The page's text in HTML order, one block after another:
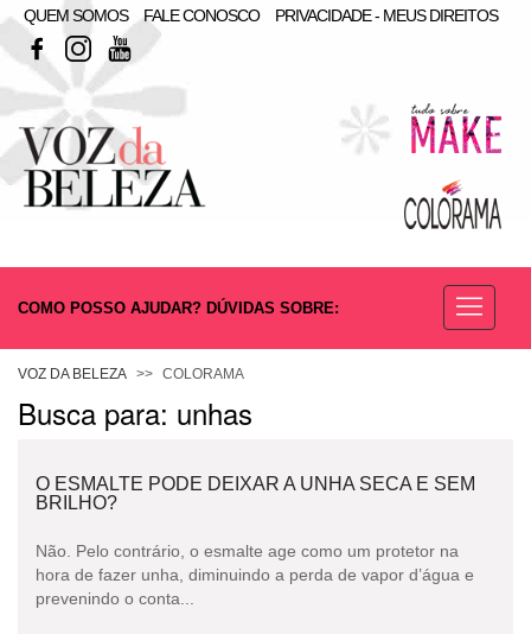
QUEM SOMOS FALE CONOSCO
PRIVACIDADE - MEUS DIREITOS
FACEBOOKINSTAGRAMYOUTUBE
COMO POSSO AJUDAR? DÚVIDAS SOBRE:
VOZ DA BELEZA COLORAMA
Busca para: unhas
O ESMALTE PODE DEIXAR A UNHA SECA E SEM
BRILHO?
Não. Pelo contrário, o esmalte age como um protetor na
hora de fazer unha, diminuindo a perda de vapor d’água e
prevenindo o conta...